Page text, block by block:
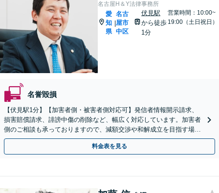
名古屋H＆Y法律事務所
愛
知
県
|
名古
屋市
中区
伏見駅
から徒歩
1分
営業時間：10:00~
19:00（土日祝日）
名誉毀損
【伏見駅1分】【加害者側・被害者側対応可】発信者情報開示請求、
損害賠償請求、誹謗中傷の削除など、幅広く対応しています。加害者
側のご相談も承っておりますので、減額交渉や和解成立を目指す場合
はご相談ください。【Web面談対応可】
料金表を見る